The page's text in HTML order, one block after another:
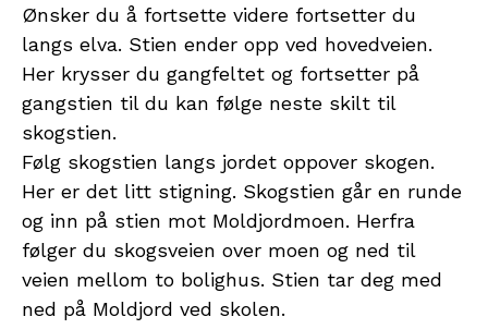
Ønsker du å fortsette videre fortsetter du
langs elva. Stien ender opp ved hovedveien.
Her krysser du gangfeltet og fortsetter på
gangstien til du kan følge neste skilt til
skogstien.
Følg skogstien langs jordet oppover skogen.
Her er det litt stigning. Skogstien går en runde
og inn på stien mot Moldjordmoen. Herfra
følger du skogsveien over moen og ned til
veien mellom to bolighus. Stien tar deg med
ned på Moldjord ved skolen.